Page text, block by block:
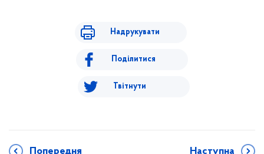
Надрукувати
Поділитися
Твітнути
Попередня Наступна